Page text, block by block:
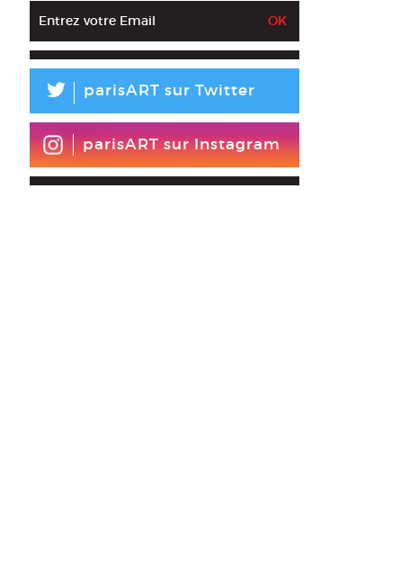
L parisART sur Twitter
parisART sur Instagram